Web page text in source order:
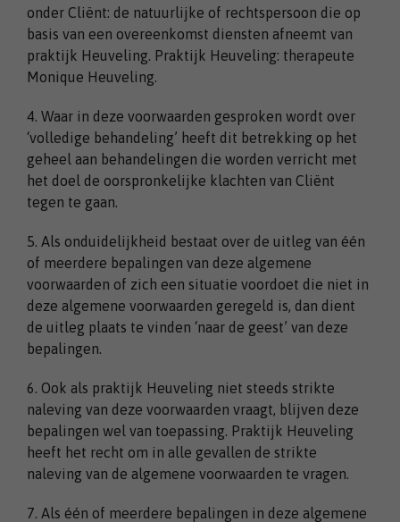
onder Cliënt: de natuurlijke of rechtspersoon die op
basis van een overeenkomst diensten afneemt van
praktijk Heuveling. Praktijk Heuveling: therapeute
Monique Heuveling.
4. Waar in deze voorwaarden gesproken wordt over
‘volledige behandeling’ heeft dit betrekking op het
geheel aan behandelingen die worden verricht met
het doel de oorspronkelijke klachten van Cliënt
tegen te gaan.
5. Als onduidelijkheid bestaat over de uitleg van één
of meerdere bepalingen van deze algemene
voorwaarden of zich een situatie voordoet die niet in
deze algemene voorwaarden geregeld is, dan dient
de uitleg plaats te vinden ‘naar de geest’ van deze
bepalingen.
6. Ook als praktijk Heuveling niet steeds strikte
naleving van deze voorwaarden vraagt, blijven deze
bepalingen wel van toepassing. Praktijk Heuveling
heeft het recht om in alle gevallen de strikte
naleving van de algemene voorwaarden te vragen.
7. Als één of meerdere bepalingen in deze algemene